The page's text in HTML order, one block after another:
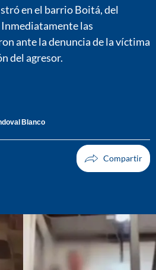
en el barrio Boitá, del
las
ante la denuncia de la víctima
del agresor.
Blanco